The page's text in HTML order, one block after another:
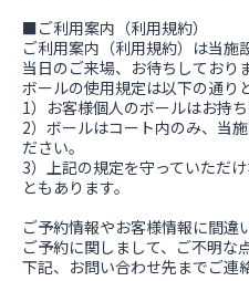
■ご利用案内（利用規約）
ご利用案内（利用規約）は当施
当日のご来場、お待ちしておりま
ボールの使用規定は以下の通り
1）お客様個人のボールはお持ち
2）ボールはコート内のみ、当
ださい。
3）上記の規定を守っていただ
ともあります。
ご予約情報やお客様情報に間違
ご予約に関しまして、ご不明な
下記、お問い合わせ先までご連